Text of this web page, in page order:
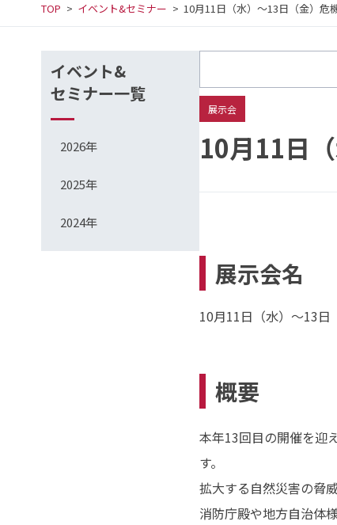
TOP イベント&セミナー 10月11日（水）～13日（金）危
イベント&
セミナー一覧
2026年
2025年
2024年
展示会
10月11日
展示会名
10月11日（水）～13日
概要
本年13回目の開催を迎
す。
拡大する自然災害の脅
消防庁殿や地方自治体